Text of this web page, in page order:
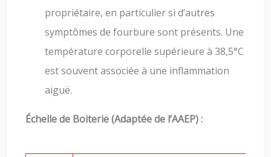
propriétaire, en particulier si d’autres
symptômes de fourbure sont présents. Une
température corporelle supérieure à 38,5°C
est souvent associée à une inflammation
aiguë.
Échelle de Boiterie (Adaptée de l’AAEP) :